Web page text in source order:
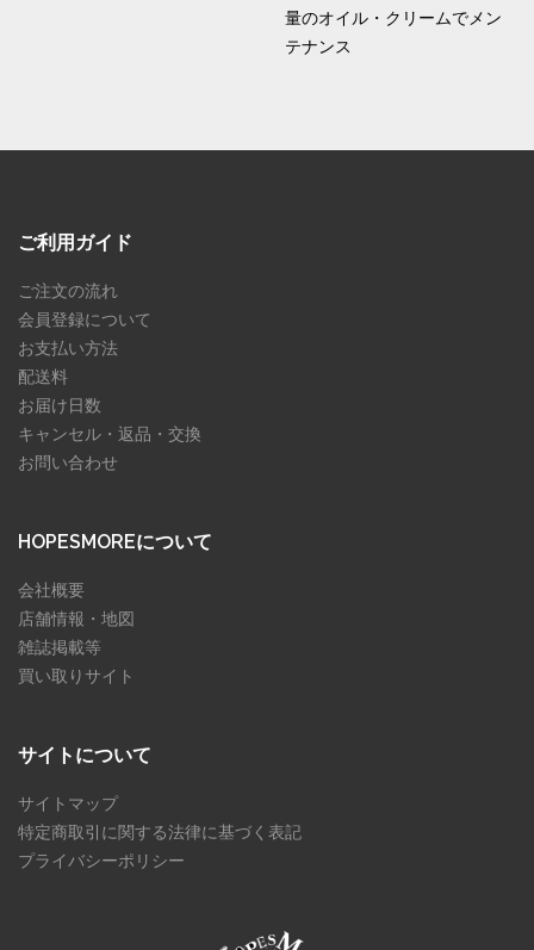
量のオイル・クリームでメン
テナンス
ご利用ガイド
ご注文の流れ
会員登録について
お支払い方法
配送料
お届け日数
キャンセル・返品・交換
お問い合わせ
HOPESMOREについて
会社概要
店舗情報・地図
雑誌掲載等
買い取りサイト
サイトについて
サイトマップ
特定商取引に関する法律に基づく表記
プライバシーポリシー